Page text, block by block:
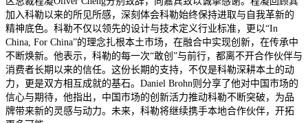
加入科勒以来的所见所感，深刻体会科勒始终保持进取与自我革新的
精神底色。科勒不仅以领先的设计与技术定义行业标准，更以“In
China, For China”的理念扎根本土市场，在融合中实现创新，在传承中
不断焕新。他表示，科勒的每一次“敢创”与前行，都离不开合作伙伴与
消费者长期以来的信任。这份长期的支持，不仅是科勒深耕本土的动
力，更是双方相互成就的基石。Daniel Brohn则分享了他对中国市场的
信心与期待，他指出，中国市场的创新活力推动科勒不断突破，为品
牌带来新的灵感与动力。未来，科勒将继续携手本地合作伙伴，开拓